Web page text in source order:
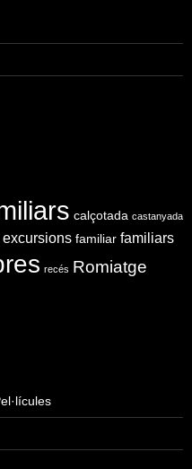
calçotada castanyada
excursions familiar familiars
recés Romiatge